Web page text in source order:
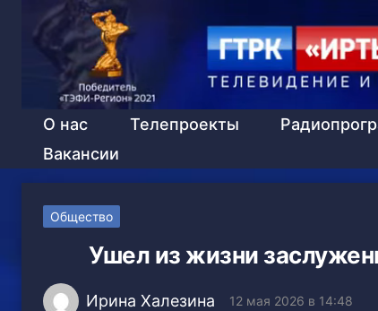
О нас Телепроекты
Вакансии
Общество
Ушел из жизни
Ирина Халезина 12 мая 2026 в 14:48